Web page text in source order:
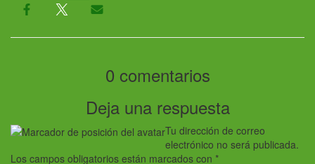
0 comentarios
Deja una respuesta
Tu dirección de correo
electrónico no será publicada.
Los campos obligatorios están marcados con *